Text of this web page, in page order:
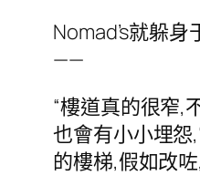
Nomad’s就躲
——
“樓道真的很窄,
也會有小小埋怨
的樓梯,假如改